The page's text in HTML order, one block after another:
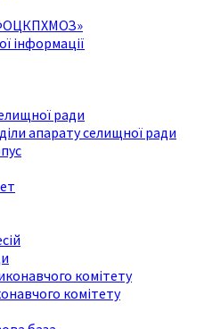
інформації
ради
апарату селищної ради
комітету
комітету